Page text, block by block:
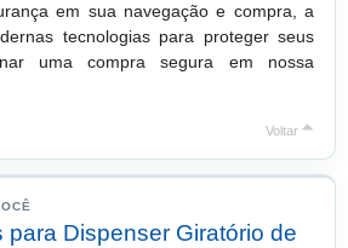
em sua navegação e compra, a
tecnologias para proteger seus
uma compra segura em nossa
Voltar
Dispenser Giratório de